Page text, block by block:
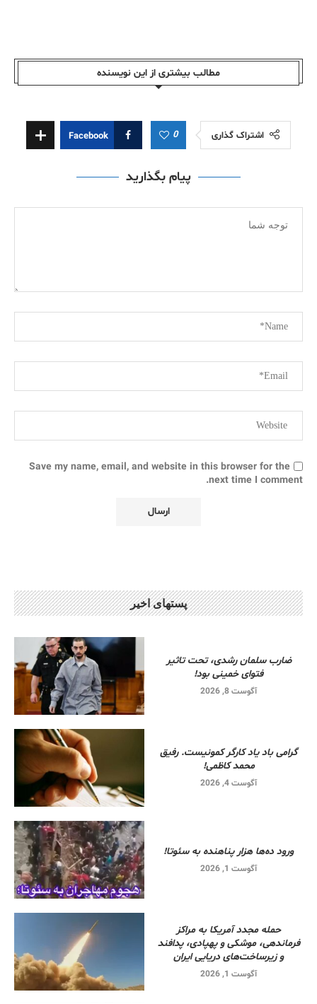
مطالب بیشتری از این نویسندە
اشتراک گذاری 0
Facebook
پیام بگذارید
Save my name, email, and website in this browser for the
next time I comment.
پستهای اخیر
ضارب سلمان رشدی، تحت تاثیر
فتوای خمینی بود!
آگوست 8, 2026
گرامی باد یاد کارگر کمونیست. رفیق
محمد کاظمی!
آگوست 4, 2026
ورود ده‌ها هزار پناهنده به سئوتا!
آگوست 1, 2026
حمله مجدد آمریکا به مراکز
فرماندهی، موشکی و پهپادی، پدافند
و زیرساخت‌های دریایی ایران
آگوست 1, 2026